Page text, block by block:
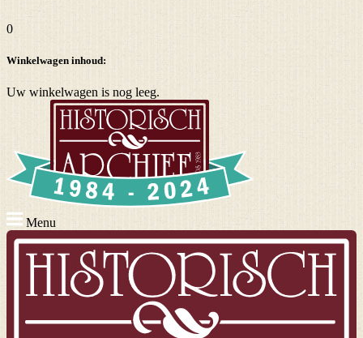
0
Winkelwagen inhoud:
Uw winkelwagen is nog leeg.
Menu